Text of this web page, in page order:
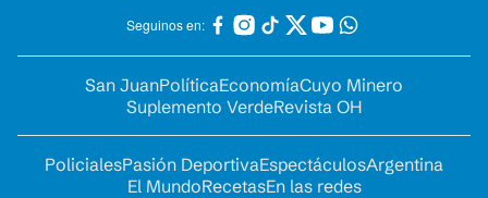
Seguinos en:
San JuanPolíticaEconomíaCuyo Minero
Suplemento VerdeRevista OH
PolicialesPasión DeportivaEspectáculosArgentina
El MundoRecetasEn las redes